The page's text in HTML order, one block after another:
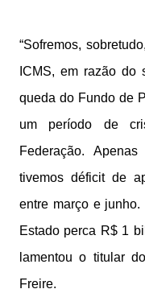
“Sofremos,
ICMS, em razão do
queda do Fundo de
um período de
Federação.
tivemos déficit de
entre março e
Estado perca R$ 1
lamentou o titular
Freire.